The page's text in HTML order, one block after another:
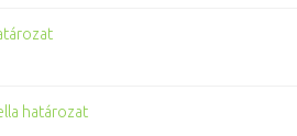
határozat